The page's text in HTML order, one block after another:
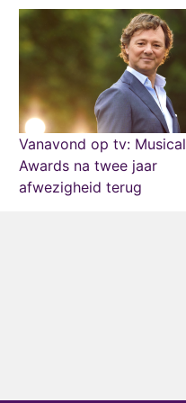
Vanavond op tv: Musical
Awards na twee jaar
afwezigheid terug